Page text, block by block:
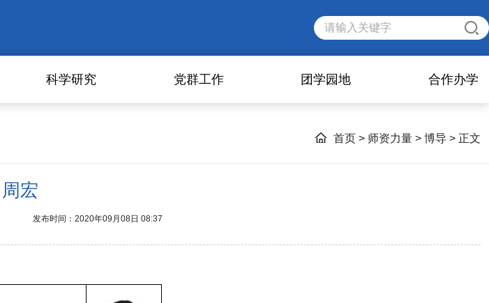
科学研究 党群工作 团学园地 合作办学
首页 > 师资力量 > 博导 > 正文
周宏
发布时间：2020年09月08日 08:37